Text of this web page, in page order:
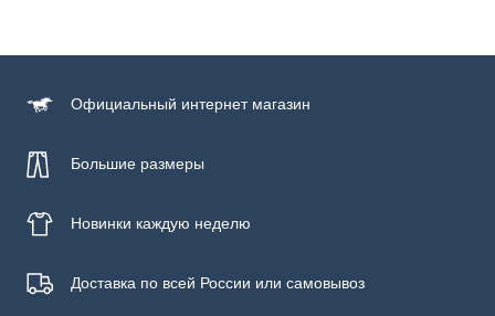
100% хлопок
Бережная стирка при температуре не более 30С, химчистка
запрещена, гладить при низкой температуре до 110С
Официальный интернет магазин
Большие размеры
Новинки каждую неделю
Доставка по всей России или самовывоз